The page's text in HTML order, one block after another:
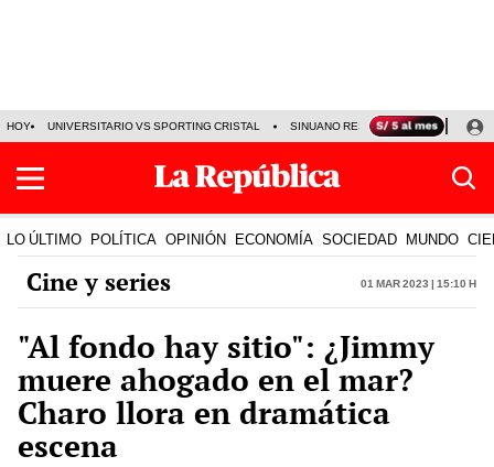
HOY UNIVERSITARIO VS SPORTING CRISTAL SINUANO RESULTADOS HOY
LO ÚLTIMO POLÍTICA OPINIÓN ECONOMÍA SOCIEDAD MUNDO
Cine y series 01 Mar 2023 | 15:10 h
"Al fondo hay sitio": ¿Jimmy
muere ahogado en el mar?
Charo llora en dramática
escena